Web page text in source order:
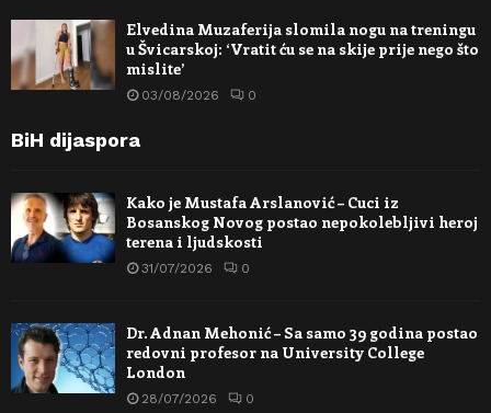
Elvedina Muzaferija slomila nogu na treningu
u Švicarskoj: ‘Vratit ću se na skije prije nego što
mislite’
03/08/2026 0
BiH dijaspora
Kako je Mustafa Arslanović – Cuci iz
Bosanskog Novog postao nepokolebljivi heroj
terena i ljudskosti
31/07/2026 0
Dr. Adnan Mehonić – Sa samo 39 godina postao
redovni profesor na University College
London
28/07/2026 0